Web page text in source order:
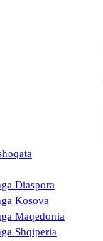
Diaspora
Kosova
Maqedonia
Shqiperia